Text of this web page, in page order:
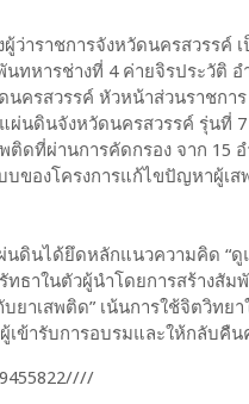
ผู้ว่าราชการจังหวัดนครสวรร
หารช่างที่ 4 ค่ายจิรประวัติ อ
ครสวรรค์ หัวหน้าส่วนราชกา
ผ่นดินจังหวัดนครสวรรค์ รุ่นที่
ติดที่ผ่านการคัดกรอง​ จาก​ 15
บของโครงการแก้ไขปัญหาผู้
ดินได้ยึดหลักแนวความคิด “ดู
ทธาในตัวผู้นำโดยการสร้างสัม
บยาเสพติด” เน้นการใช้จิตวิท
ข้ารับการอบรมและให้กลับคื